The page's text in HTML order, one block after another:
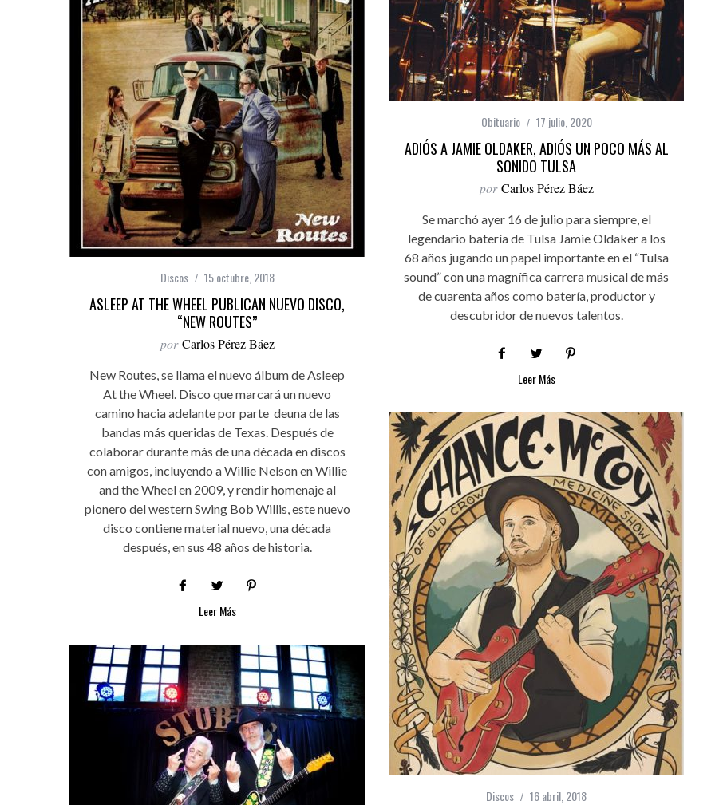
Obituario 17 julio, 2020
ADIÓS A JAMIE OLDAKER, ADIÓS UN POCO MÁS AL
SONIDO TULSA
por Carlos Pérez Báez
Se marchó ayer 16 de julio para siempre, el
legendario batería de Tulsa Jamie Oldaker a los
68 años jugando un papel importante en el “Tulsa
sound” con una magnífica carrera musical de más
de cuarenta años como batería, productor y
descubridor de nuevos talentos.
Leer Más
Discos 15 octubre, 2018
ASLEEP AT THE WHEEL PUBLICAN NUEVO DISCO,
“NEW ROUTES”
por Carlos Pérez Báez
New Routes, se llama el nuevo álbum de Asleep
At the Wheel. Disco que marcará un nuevo
camino hacia adelante por parte deuna de las
bandas más queridas de Texas. Después de
colaborar durante más de una década en discos
con amigos, incluyendo a Willie Nelson en Willie
and the Wheel en 2009, y rendir homenaje al
pionero del western Swing Bob Willis, este nuevo
disco contiene material nuevo, una década
después, en sus 48 años de historia.
Leer Más
Discos 16 abril, 2018